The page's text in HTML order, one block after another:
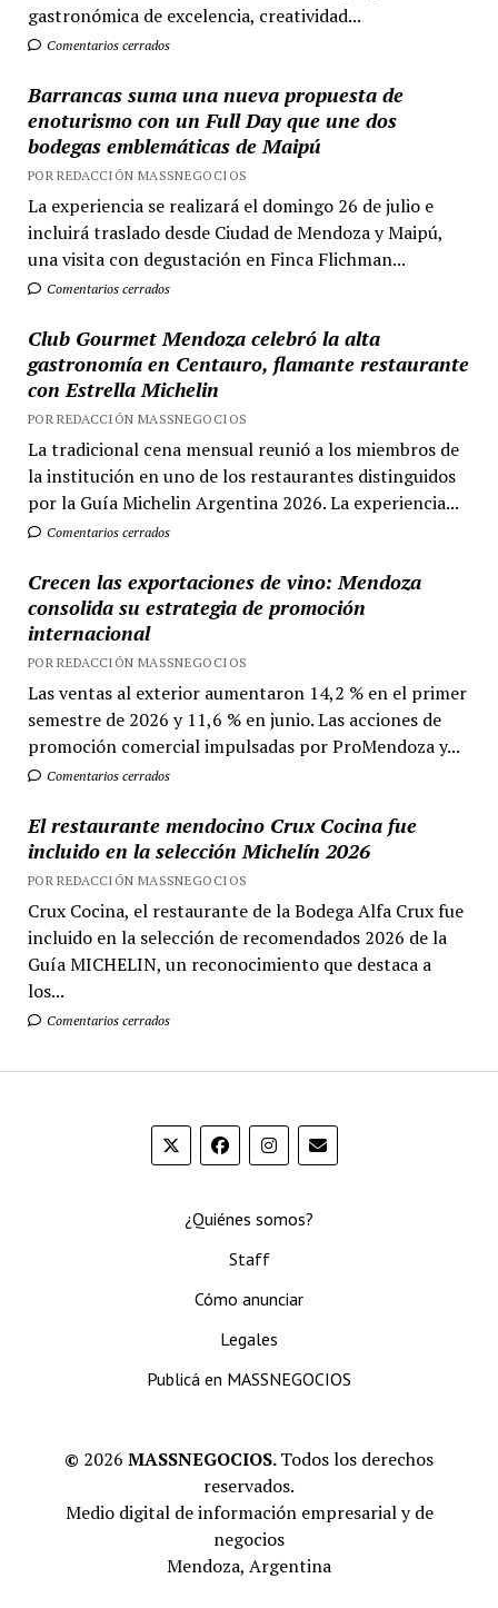
gastronómica de excelencia, creatividad...
Comentarios cerrados
Barrancas suma una nueva propuesta de
enoturismo con un Full Day que une dos
bodegas emblemáticas de Maipú
POR REDACCIÓN MASSNEGOCIOS
La experiencia se realizará el domingo 26 de julio e
incluirá traslado desde Ciudad de Mendoza y Maipú,
una visita con degustación en Finca Flichman...
Comentarios cerrados
Club Gourmet Mendoza celebró la alta
gastronomía en Centauro, flamante restaurante
con Estrella Michelin
POR REDACCIÓN MASSNEGOCIOS
La tradicional cena mensual reunió a los miembros de
la institución en uno de los restaurantes distinguidos
por la Guía Michelin Argentina 2026. La experiencia...
Comentarios cerrados
Crecen las exportaciones de vino: Mendoza
consolida su estrategia de promoción
internacional
POR REDACCIÓN MASSNEGOCIOS
Las ventas al exterior aumentaron 14,2 % en el primer
semestre de 2026 y 11,6 % en junio. Las acciones de
promoción comercial impulsadas por ProMendoza y...
Comentarios cerrados
El restaurante mendocino Crux Cocina fue
incluido en la selección Michelín 2026
POR REDACCIÓN MASSNEGOCIOS
Crux Cocina, el restaurante de la Bodega Alfa Crux fue
incluido en la selección de recomendados 2026 de la
Guía MICHELIN, un reconocimiento que destaca a
los...
Comentarios cerrados
¿Quiénes somos?
Staff
Cómo anunciar
Legales
Publicá en MASSNEGOCIOS
© 2026 MASSNEGOCIOS.Todos los derechos
reservados.
Medio digital de información empresarial y de
negocios
Mendoza, Argentina